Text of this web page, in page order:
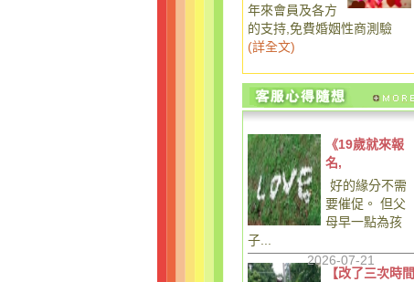
年來會員及各方
的支持,免費婚姻性商測驗
(詳全文)
《19歲就來報
名,
好的緣分不需
要催促。 但父
母早一點為孩
子...
2026-07-21
【改了三次時間